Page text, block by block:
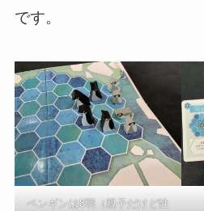
です。
ペンギンは8羽（親子だけど性